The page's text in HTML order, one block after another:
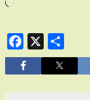
Facebook
X
有